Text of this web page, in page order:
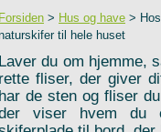
Forsiden > Hus og have >
til hele huset
Laver du om hjemme,
rette fliser, der giver
har de sten og fliser
viser hvem du